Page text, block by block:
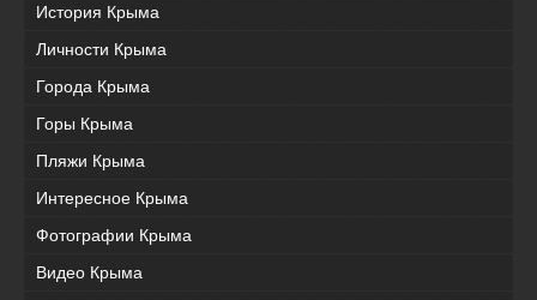
История Крыма
Личности Крыма
Города Крыма
Горы Крыма
Пляжи Крыма
Интересное Крыма
Фотографии Крыма
Видео Крыма